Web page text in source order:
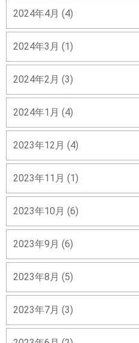
2024年4月 (4)
2024年3月 (1)
2024年2月 (3)
2024年1月 (4)
2023年12月 (4)
2023年11月 (1)
2023年10月 (6)
2023年9月 (6)
2023年8月 (5)
2023年7月 (3)